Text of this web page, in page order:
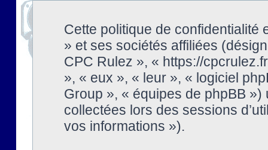
Cette politique de confidentialité
» et ses sociétés affiliées
CPC Rulez », « https://
», « eux », « leur », « logiciel
Group », « équipes de phpBB
collectées lors des sessions
vos informations »).